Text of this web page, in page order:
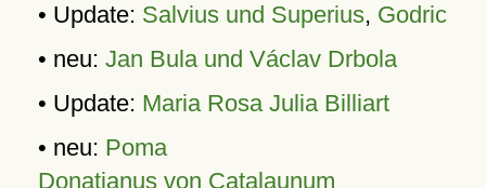
• Update: Salvius und Superius, Godric
• neu: Jan Bula und Václav Drbola
• Update: Maria Rosa Julia Billiart
• neu: Poma
Donatianus von Catalaunum